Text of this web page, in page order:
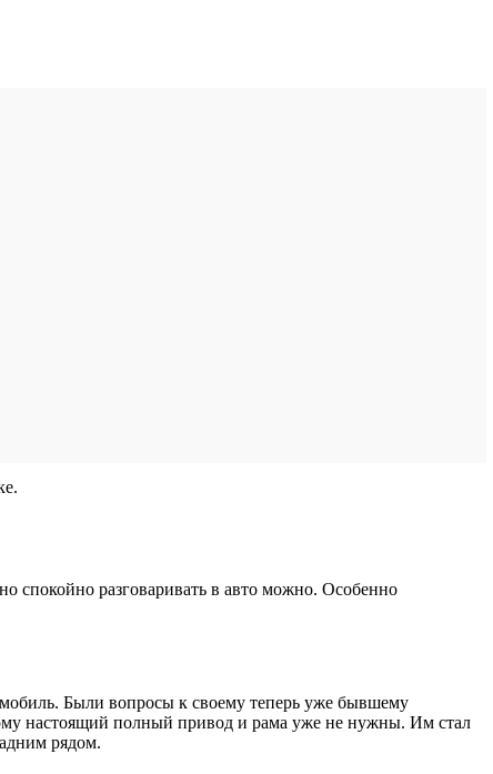
спокойно разговаривать в авто можно. Особенно
Были вопросы к своему теперь уже бывшему
настоящий полный привод и рама уже не нужны. Им стал
рядом.